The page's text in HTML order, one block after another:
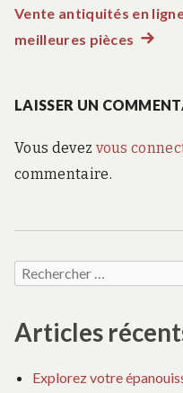
de
Vente antiquités en
meilleures pièces Article
LAISSER UN
Vous devez vous
commentaire.
Recherche
Articles
Explorez votre